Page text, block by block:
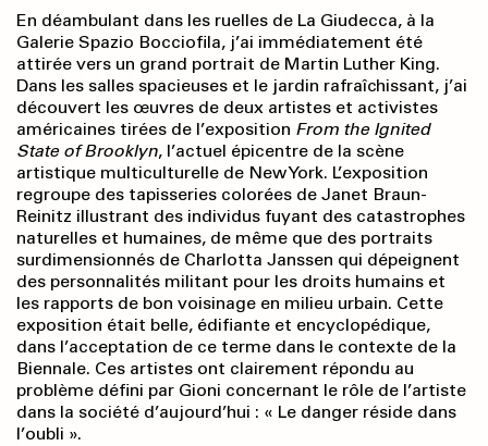
En déambulant dans les ruelles de La Giudecca, à la
Galerie Spazio Bocciofila, j’ai immédiatement été
attirée vers un grand portrait de Martin Luther King.
Dans les salles spacieuses et le jardin rafraîchissant, j’ai
découvert les œuvres de deux artistes et activistes
américaines tirées de l’exposition From the Ignited
State of Brooklyn, l’actuel épicentre de la scène
artistique multiculturelle de New York. L’exposition
regroupe des tapisseries colorées de Janet Braun-
Reinitz illustrant des individus fuyant des catastrophes
naturelles et humaines, de même que des portraits
surdimensionnés de Charlotta Janssen qui dépeignent
des personnalités militant pour les droits humains et
les rapports de bon voisinage en milieu urbain. Cette
exposition était belle, édifiante et encyclopédique,
dans l’acceptation de ce terme dans le contexte de la
Biennale. Ces artistes ont clairement répondu au
problème défini par Gioni concernant le rôle de l’artiste
dans la société d’aujourd’hui : « Le danger réside dans
l’oubli ».